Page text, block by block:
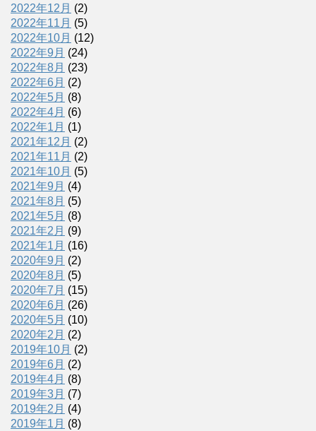
2022年12月 (2)
2022年11月 (5)
2022年10月 (12)
2022年9月 (24)
2022年8月 (23)
2022年6月 (2)
2022年5月 (8)
2022年4月 (6)
2022年1月 (1)
2021年12月 (2)
2021年11月 (2)
2021年10月 (5)
2021年9月 (4)
2021年8月 (5)
2021年5月 (8)
2021年2月 (9)
2021年1月 (16)
2020年9月 (2)
2020年8月 (5)
2020年7月 (15)
2020年6月 (26)
2020年5月 (10)
2020年2月 (2)
2019年10月 (2)
2019年6月 (2)
2019年4月 (8)
2019年3月 (7)
2019年2月 (4)
2019年1月 (8)